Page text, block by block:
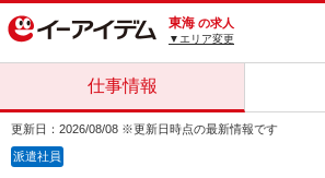
東海 の求人
▼エリア変更
仕事情報
更新日：2026/08/08 ※更新日時点の最新情報です
派遣社員